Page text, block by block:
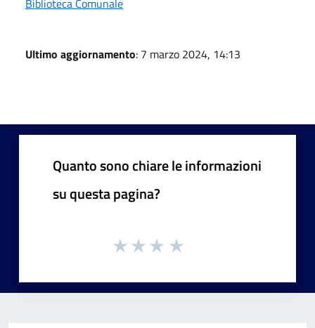
Biblioteca Comunale
Ultimo aggiornamento: 7 marzo 2024, 14:13
Quanto sono chiare le informazioni
su questa pagina?